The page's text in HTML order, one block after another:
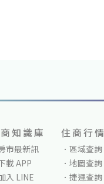
知識庫
市最新訊
載 APP
入 LINE
住商行情
區域查詢
地圖查詢
捷運查詢